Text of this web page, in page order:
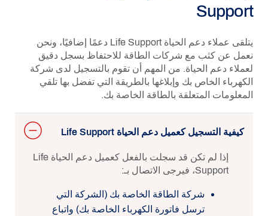
Support
يتلقى عملاء دعم الحياة Life Support دعمًا إضافيًا، ونحن
نعمل عن كثب مع شركات الطاقة للاحتفاظ بسجل دقيق
لعملاء دعم الحياة. من المهم أن تقوم بالتسجيل لدى شركة
الكهرباء الخاص بك وإبلاغها بالطريقة التي تفضل بها تلقي
المعلومات المتعلقة بالطاقة الخاصة بك.
كيفية التسجيل كعميل دعم الحياة Life Support
إذا لم تكن قد سجلت بالفعل كعميل دعم الحياة Life
Support، فيرجى الاتصال بـ:
شركة الطاقة الخاصة بك (الشركة التي
ترسل فاتورة الكهرباء الخاصة بك) واتباع